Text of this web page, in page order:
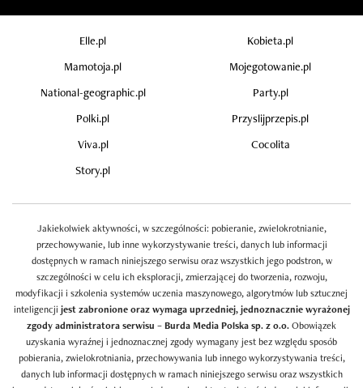
Elle.pl
Kobieta.pl
Mamotoja.pl
Mojegotowanie.pl
National-geographic.pl
Party.pl
Polki.pl
Przyslijprzepis.pl
Viva.pl
Cocolita
Story.pl
Jakiekolwiek aktywności, w szczególności: pobieranie, zwielokrotnianie,
przechowywanie, lub inne wykorzystywanie treści, danych lub informacji
dostępnych w ramach niniejszego serwisu oraz wszystkich jego podstron, w
szczególności w celu ich eksploracji, zmierzającej do tworzenia, rozwoju,
modyfikacji i szkolenia systemów uczenia maszynowego, algorytmów lub sztucznej
inteligencji jest zabronione oraz wymaga uprzedniej, jednoznacznie wyrażonej
zgody administratora serwisu – Burda Media Polska sp. z o.o.Obowiązek
uzyskania wyraźnej i jednoznacznej zgody wymagany jest bez względu sposób
pobierania, zwielokrotniania, przechowywania lub innego wykorzystywania treści,
danych lub informacji dostępnych w ramach niniejszego serwisu oraz wszystkich